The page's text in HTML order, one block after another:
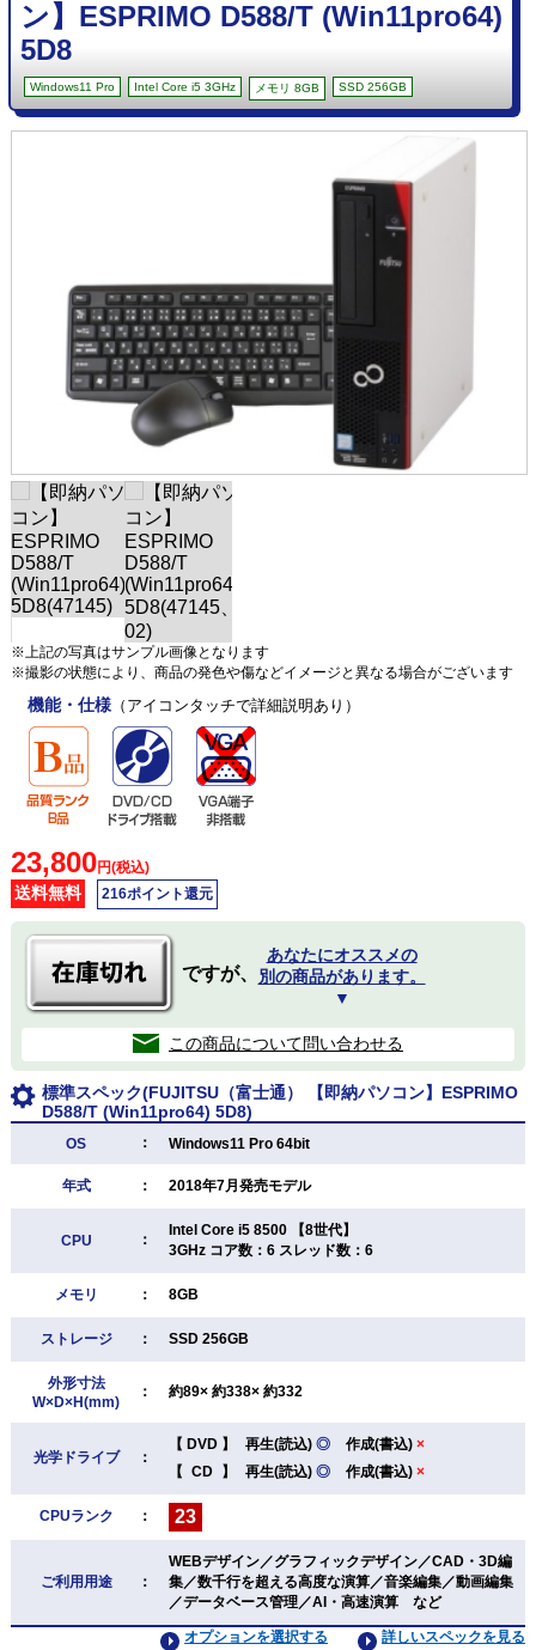
ン】ESPRIMO D588/T (Win11pro64)
5D8
Windows11 Pro Intel Core i5 3GHz メモリ 8GB SSD 256GB
※上記の写真はサンプル画像となります
※撮影の状態により、商品の発色や傷などイメージと異なる場合がございます
機能・仕様（アイコンタッチで詳細説明あり）
23,800円(税込)
送料無料 216ポイント還元
ですが、
あなたにオススメの
別の商品があります。
▼
この商品について問い合わせる
標準スペック(FUJITSU（富士通） 【即納パソコン】ESPRIMO
D588/T (Win11pro64) 5D8)
OS ： Windows11 Pro 64bit
年式 ： 2018年7月発売モデル
CPU ：
Intel Core i5 8500 【8世代】
3GHz コア数：6 スレッド数：6
メモリ ： 8GB
ストレージ ： SSD 256GB
外形寸法
W×D×H(mm)
： 約89× 約338× 約332
光学ドライブ ：
【 DVD 】 再生(読込) ◎ 作成(書込) ×
【 CD 】 再生(読込) ◎ 作成(書込) ×
CPUランク ： 23
ご利用用途 ：
WEBデザイン／グラフィックデザイン／CAD・3D編
集／数千行を超える高度な演算／音楽編集／動画編集
／データベース管理／AI・高速演算 など
詳しいスペックを見る
オプションを選択する